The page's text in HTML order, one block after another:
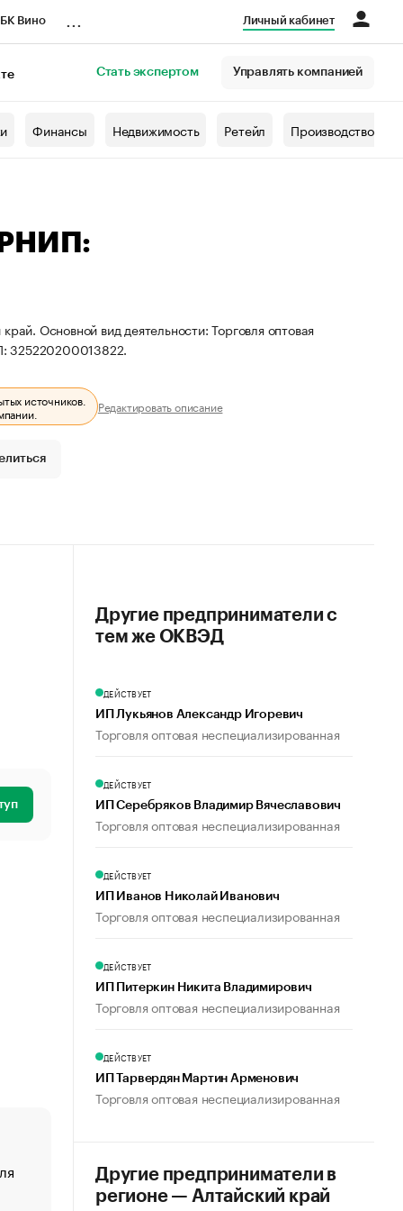
Вино Личный кабинет
Стать экспертом Управлять компанией
Финансы Недвижимость Ретейл Производство
Основной вид деятельности: Торговля оптовая
325220200013822.
источников. Редактировать описание
«От спорта тело стареет иначе». Как живет глава
создавшей GTA
Другие предприниматели с
тем же ОКВЭД
ДЕЙСТВУЕТ
ИП Лукьянов Александр Игоревич
Торговля оптовая неспециализированная
ДЕЙСТВУЕТ
ИП Серебряков Владимир Вячеславович
Торговля оптовая неспециализированная
ДЕЙСТВУЕТ
ИП Иванов Николай Иванович
Торговля оптовая неспециализированная
ДЕЙСТВУЕТ
ИП Питеркин Никита Владимирович
Торговля оптовая неспециализированная
ДЕЙСТВУЕТ
ИП Тарвердян Мартин Арменович
Торговля оптовая неспециализированная
Другие предприниматели в
регионе — Алтайский край